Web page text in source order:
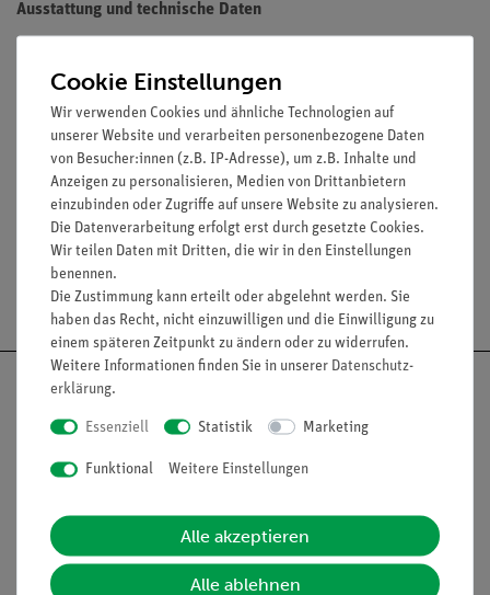
Ausstattung und technische Daten
Stempel
Durchmesser (außen): 32 mm
Höhe: 36 mm
Bohrungsdurchmesser: 10 mm
Stempel: Durchmesser: 10 mm, Höhen: 15 und 35 mm
Versandkostenfrei ab 300,- €
Informationen Service
Cookie Einstellungen
Wir verwenden Cookies und ähnliche Technologien auf
unserer Website und verarbeiten personenbezogene Daten
von Besucher:innen (z.B. IP-Adresse), um z.B. Inhalte und
Anzeigen zu personalisieren, Medien von Drittanbietern
einzubinden oder Zugriffe auf unsere Website zu analysieren.
Die Datenverarbeitung erfolgt erst durch gesetzte Cookies.
Wir teilen Daten mit Dritten, die wir in den Einstellungen
benennen.
Die Zustimmung kann erteilt oder abgelehnt werden. Sie
haben das Recht, nicht einzuwilligen und die Einwilligung zu
einem späteren Zeitpunkt zu ändern oder zu widerrufen.
Weitere Informationen finden Sie in unserer Daten­schutz­
erklärung.
Essenziell Statistik Marketing
Funktional Weitere Einstellungen
Alle akzeptieren
Alle ablehnen